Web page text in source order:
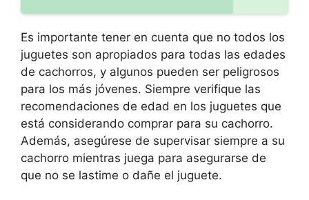
Es importante tener en cuenta que no todos los
juguetes son apropiados para todas las edades
de cachorros, y algunos pueden ser peligrosos
para los más jóvenes. Siempre verifique las
recomendaciones de edad en los juguetes que
está considerando comprar para su cachorro.
Además, asegúrese de supervisar siempre a su
cachorro mientras juega para asegurarse de
que no se lastime o dañe el juguete.